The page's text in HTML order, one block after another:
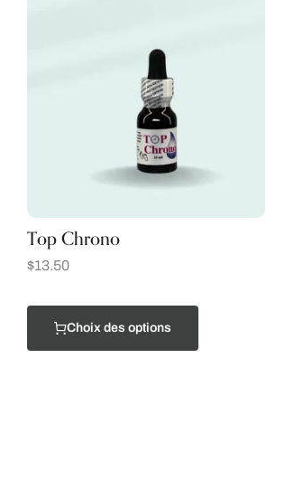
Top Chrono
$13.50
Choix des options